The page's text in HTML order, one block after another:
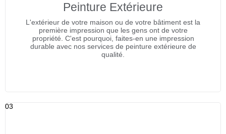
Peinture Extérieure
L'extérieur de votre maison ou de votre bâtiment est la
première impression que les gens ont de votre
propriété. C'est pourquoi, faites-en une impression
durable avec nos services de peinture extérieure de
qualité.
03